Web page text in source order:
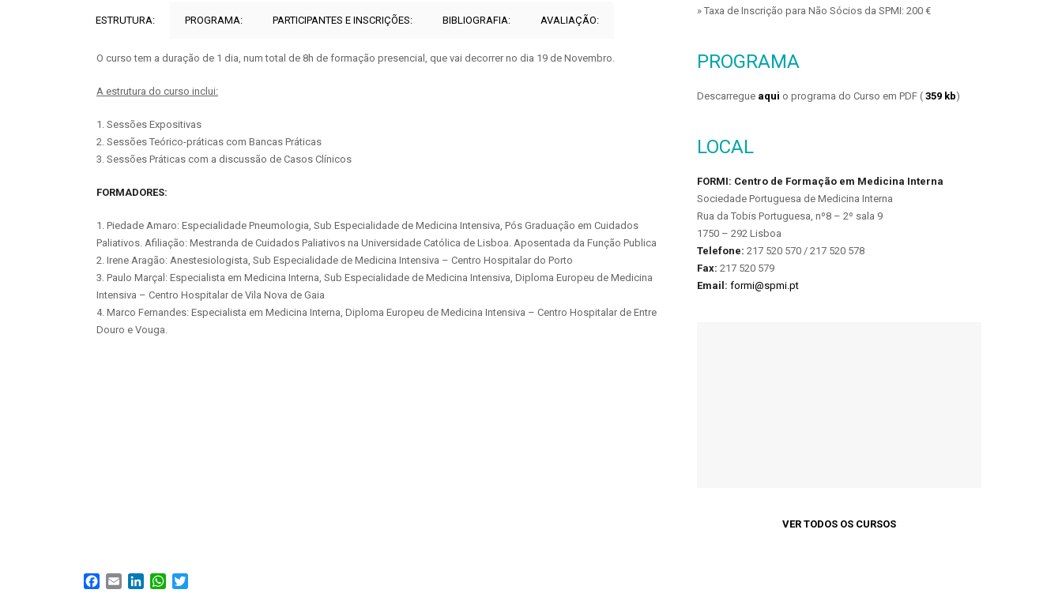
ESTRUTURA: PROGRAMA: PARTICIPANTES E INSCRIÇÕES: BIBLIOGRAFIA: AVALIAÇÃO:
O curso tem a duração de 1 dia, num total de 8h de formação presencial, que vai decorrer no dia 19 de Novembro.
A estrutura do curso inclui:
1. Sessões Expositivas
2. Sessões Teórico-práticas com Bancas Práticas
3. Sessões Práticas com a discussão de Casos Clínicos
FORMADORES:
1. Piedade Amaro: Especialidade Pneumologia, Sub Especialidade de Medicina Intensiva, Pós Graduação em Cuidados
Paliativos. Afiliação: Mestranda de Cuidados Paliativos na Universidade Católica de Lisboa. Aposentada da Função Publica
2. Irene Aragão: Anestesiologista, Sub Especialidade de Medicina Intensiva – Centro Hospitalar do Porto
3. Paulo Marçal: Especialista em Medicina Interna, Sub Especialidade de Medicina Intensiva, Diploma Europeu de Medicina
Intensiva – Centro Hospitalar de Vila Nova de Gaia
4. Marco Fernandes: Especialista em Medicina Interna, Diploma Europeu de Medicina Intensiva – Centro Hospitalar de Entre
Douro e Vouga.
» Taxa de Inscrição para Não Sócios da SPMI: 200 €
PROGRAMA
Descarregue aqui o programa do Curso em PDF ( 359 kb)
LOCAL
FORMI: Centro de Formação em Medicina Interna
Sociedade Portuguesa de Medicina Interna
Rua da Tobis Portuguesa, nº8 – 2º sala 9
1750 – 292 Lisboa
Telefone: 217 520 570 / 217 520 578
Fax: 217 520 579
Email: formi@spmi.pt
VER TODOS OS CURSOS
Facebook
Email LinkedInWhatsApp